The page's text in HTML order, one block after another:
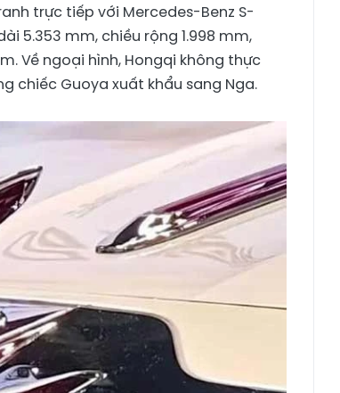
trực tiếp với Mercedes-Benz S-
5.353 mm, chiều rộng 1.998 mm,
Về ngoại hình, Hongqi không thực
chiếc Guoya xuất khẩu sang Nga.